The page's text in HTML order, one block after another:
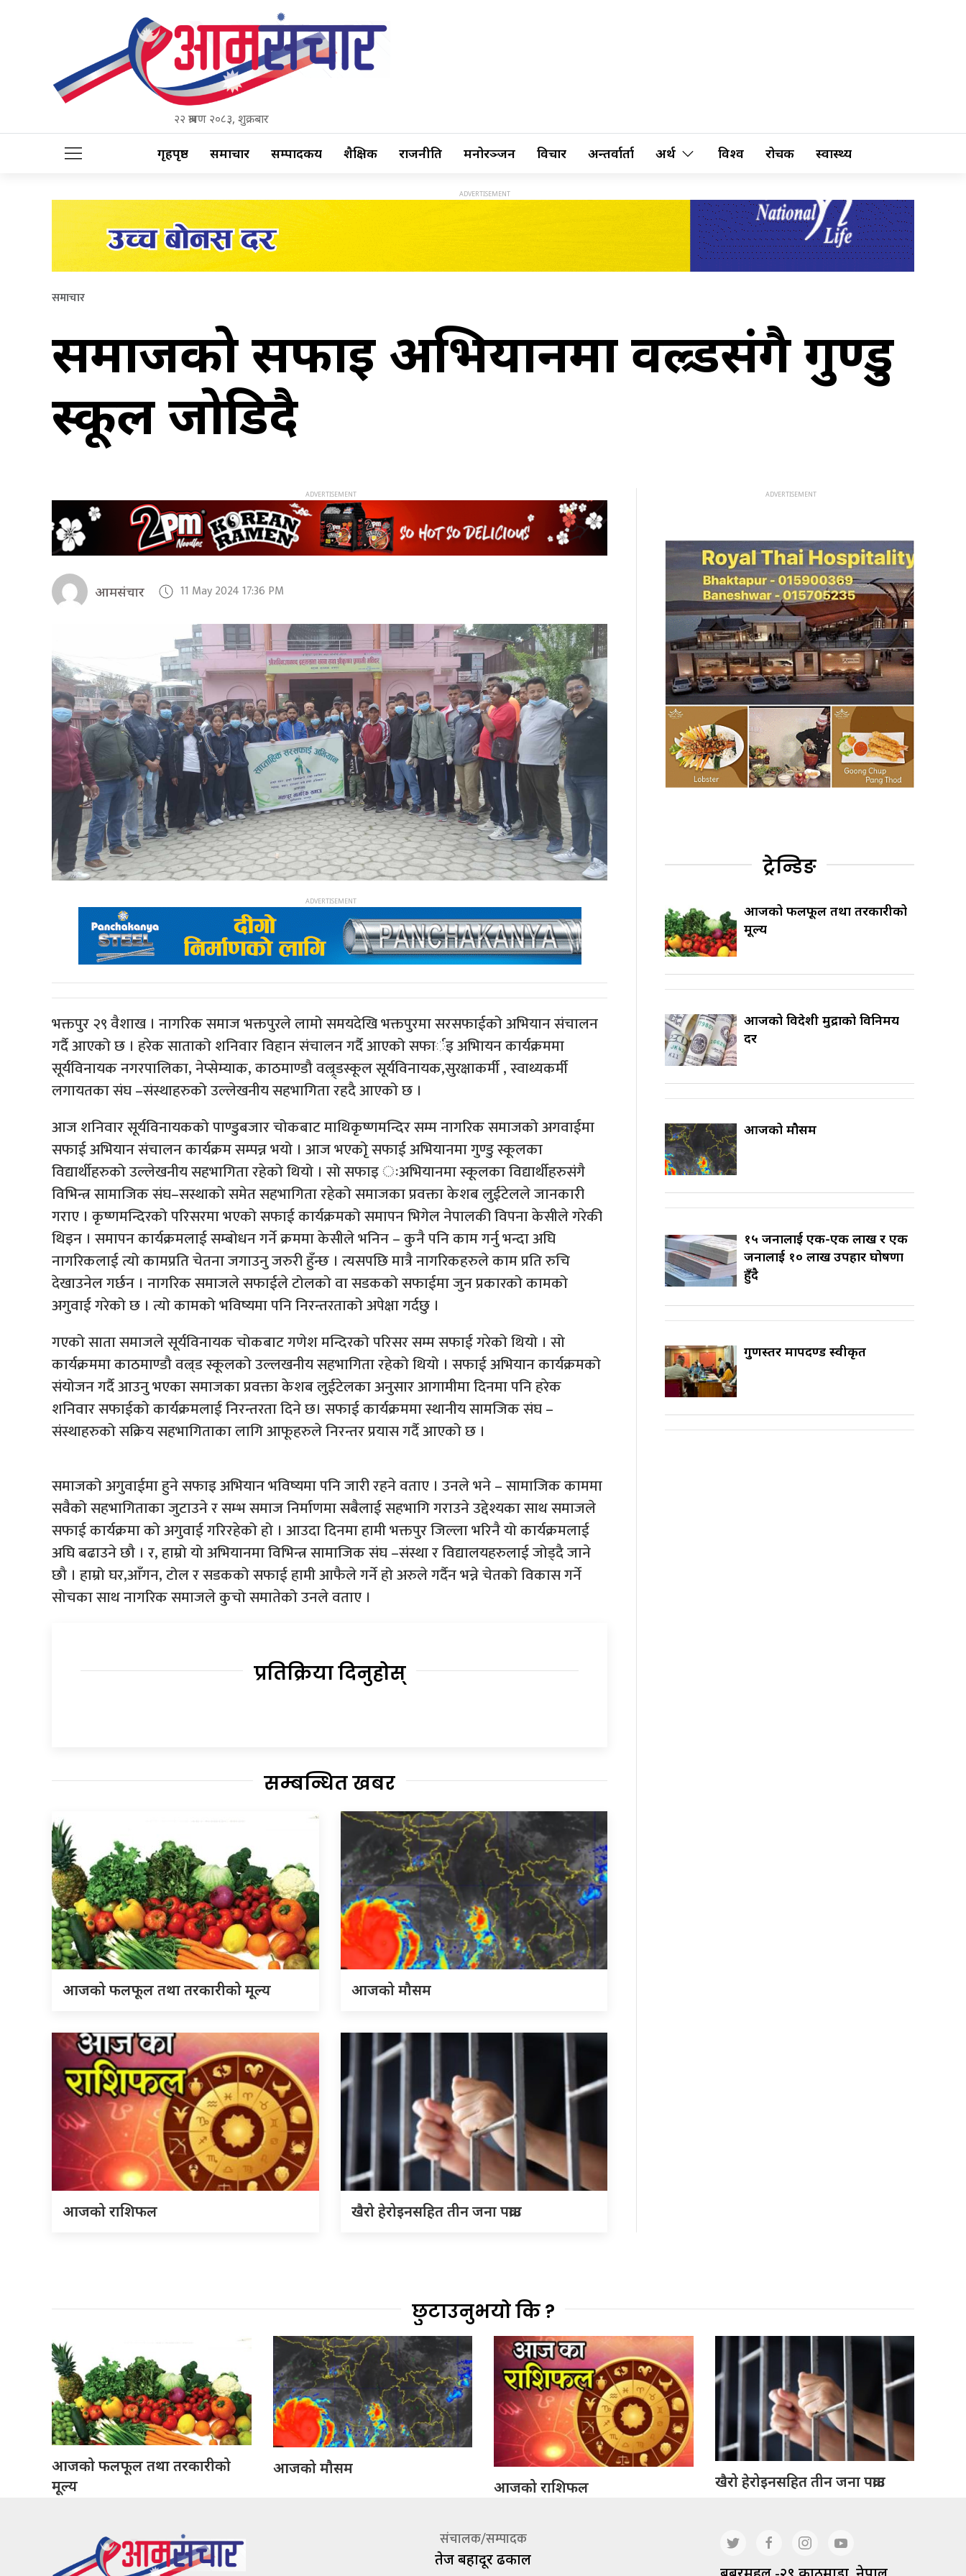
२२ श्रावण २०८३, शुक्रबार
गृहपृष्ठ समाचार सम्पादकीय शैक्षिक राजनीति मनोरञ्जन विचार अन्तर्वार्ता अर्थ विश्व रोचक स्वास्थ्य
समाचार
समाजको सफाई अभियानमा वल्र्डसंगै गुण्डु
स्कूल जोडिदै
आमसंचार 11 May 2024 17:36 PM
भक्तपुर २९ वैशाख । नागरिक समाज भक्तपुरले लामो समयदेखि भक्तपुरमा सरसफाईको अभियान संचालन
गर्दै आएको छ । हरेक साताको शनिवार विहान संचालन गर्दै आएको सफार्इ अभिायन कार्यक्रममा
सूर्यविनायक नगरपालिका, नेप्सेम्याक, काठमाण्डौ वल्र्र्डस्कूल सूर्यविनायक,सुरक्षाकर्मी , स्वाथ्यकर्मी
लगायतका संघ –संस्थाहरुको उल्लेखनीय सहभागिता रहदै आएको छ ।
आज शनिवार सूर्यविनायकको पाण्डुबजार चोकबाट माथिकृष्णमन्दिर सम्म नागरिक समाजको अगवाईमा
सफाई अभियान संचालन कार्यक्रम सम्पन्न भयो । आज भएकोृ सफाई अभियानमा गुण्डु स्कूलका
विद्यार्थीहरुको उल्लेखनीय सहभागिता रहेको थियो । सो सफाइ ःअभियानमा स्कूलका विद्यार्थीहरुसंगै
विभिन्त्र सामाजिक संघ–सस्थाको समेत सहभागिता रहेको समाजका प्रवक्ता केशब लुईटेलले जानकारी
गराए । कृष्णमन्दिरको परिसरमा भएको सफाई कार्यक्रमको समापन भिगेल नेपालकी विपना केसीले गरेकी
थिइन । समापन कार्यक्रमलाई सम्बोधन गर्ने क्रममा केसीले भनिन – कुनै पनि काम गर्नु भन्दा अघि
नागरिकलाई त्यो कामप्रति चेतना जगाउनु जरुरी हुँन्छ । त्यसपछि मात्रै नागरिकहरुले काम प्रति रुचि
देखाउनेल गर्छन । नागरिक समाजले सफाईले टोलको वा सडकको सफाईमा जुन प्रकारको कामको
अगुवाई गरेको छ । त्यो कामको भविष्यमा पनि निरन्तरताको अपेक्षा गर्दछु ।
गएको साता समाजले सूर्यविनायक चोकबाट गणेश मन्दिरको परिसर सम्म सफाई गरेको थियो । सो
कार्यक्रममा काठमाण्डौ वल्र्ड स्कूलको उल्लखनीय सहभागिता रहेको थियो । सफाई अभियान कार्यक्रमको
संयोजन गर्दै आउनु भएका समाजका प्रवक्ता केशब लुईटेलका अनुसार आगामीमा दिनमा पनि हरेक
शनिवार सफाईको कार्यक्रमलाई निरन्तरता दिने छ। सफाई कार्यक्रममा स्थानीय सामजिक संघ –
संस्थाहरुको सक्रिय सहभागिताका लागि आफूहरुले निरन्तर प्रयास गर्दै आएको छ ।
समाजको अगुवाईमा हुने सफाइ अभियान भविष्यमा पनि जारी रहने वताए । उनले भने – सामाजिक काममा
सवैको सहभागिताका जुटाउने र सम्भ समाज निर्माणमा सबैलाई सहभागि गराउने उद्देश्यका साथ समाजले
सफाई कार्यक्रमा को अगुवाई गरिरहेको हो । आउदा दिनमा हामी भक्तपुर जिल्ला भरिनै यो कार्यक्रमलाई
अघि बढाउने छौ । र, हाम्रो यो अभियानमा विभिन्त्र सामाजिक संघ –संस्था र विद्यालयहरुलाई जोड्दै जाने
छौ । हाम्रो घर,आँगन, टोल र सडकको सफाई हामी आफैले गर्ने हो अरुले गर्दैन भन्ने चेतको विकास गर्ने
सोचका साथ नागरिक समाजले कुचो समातेको उनले वताए ।
प्रतिक्रिया दिनुहोस्
सम्बन्धित खबर
आजको फलफूल तथा तरकारीको मूल्य आजको मौसम
आजको राशिफल खैरो हेरोइनसहित तीन जना पक्राउ
ट्रेन्डिङ
आजको फलफूल तथा तरकारीको
मूल्य
आजको विदेशी मुद्राको विनिमय
दर
आजको मौसम
१५ जनालाई एक-एक लाख र एक
जनालाई १० लाख उपहार घोषणा
हुँदै
गुणस्तर मापदण्ड स्वीकृत
छुटाउनुभयो कि ?
आजको फलफूल तथा तरकारीको
मूल्य
आजको मौसम
आजको राशिफल
खैरो हेरोइनसहित तीन जना पक्राउ
संचालक/सम्पादक
तेज बहादूर ढकाल